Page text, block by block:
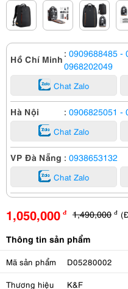
Hồ Chí Minh : 0909688485 -
0968202049
Chat Zalo
Hà Nội : 0906825051 -
Chat Zalo
VP Đà Nẵng : 0938653132
Chat Zalo
1,050,000 đ 1,490,000 đ
Thông tin sản phẩm
Mã sản phẩm D05280002
Thương hiệu K&F